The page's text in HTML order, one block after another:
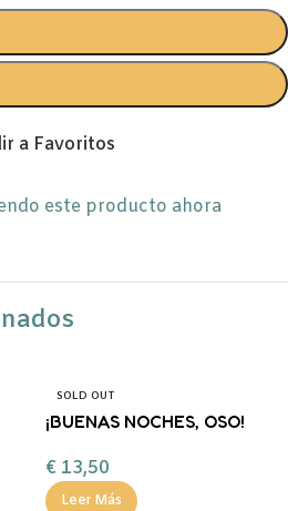
a Favoritos
este producto ahora
SOLD OUT
¡BUENAS NOCHES, OSO!
€ 13,50
Leer Más